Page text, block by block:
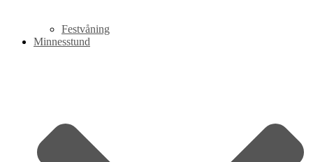
Festvåning
Minnesstund